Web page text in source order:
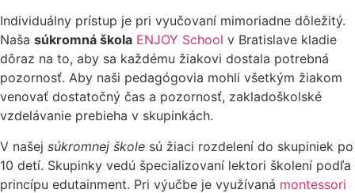
Individuálny prístup je pri vyučovaní mimoriadne dôležitý.
Naša súkromná škola ENJOY School v Bratislave kladie
dôraz na to, aby sa každému žiakovi dostala potrebná
pozornosť. Aby naši pedagógovia mohli všetkým žiakom
venovať dostatočný čas a pozornosť, zakladoškolské
vzdelávanie prebieha v skupinkách.
V našej súkromnej škole sú žiaci rozdelení do skupiniek po
10 detí. Skupinky vedú špecializovaní lektori školení podľa
princípu edutainment. Pri výučbe je využívaná montessori